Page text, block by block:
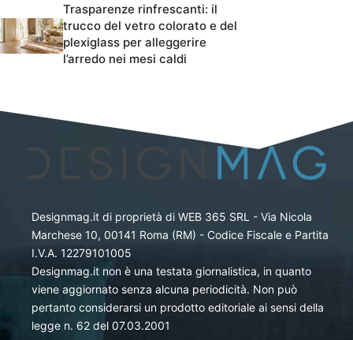
Trasparenze rinfrescanti: il
trucco del vetro colorato e del
plexiglass per alleggerire
l’arredo nei mesi caldi
Designmag.it di proprietà di WEB 365 SRL - Via Nicola
Marchese 10, 00141 Roma (RM) - Codice Fiscale e Partita
I.V.A. 12279101005
Designmag.it non è una testata giornalistica, in quanto
viene aggiornato senza alcuna periodicità. Non può
pertanto considerarsi un prodotto editoriale ai sensi della
legge n. 62 del 07.03.2001